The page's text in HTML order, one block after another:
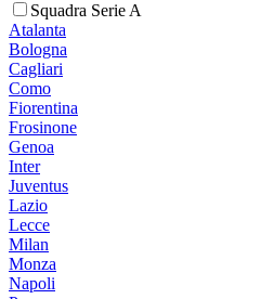
Squadra Serie A
Atalanta
Bologna
Cagliari
Como
Fiorentina
Frosinone
Genoa
Inter
Juventus
Lazio
Lecce
Milan
Monza
Napoli